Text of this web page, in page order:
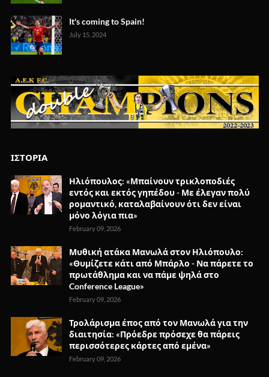
It's coming to Spain!
July 15, 2024
ΙΣΤΟΡΙΑ
Ηλιόπουλος: «Μπαίνουν τρικλοποδιές
εντός και εκτός γηπέδου - Με έλεγαν πολύ
ρομαντικό, καταλαβαίνουν ότι δεν είναι
μόνο λόγια πια»
February 09, 2026
Μυθική ατάκα Μανωλά στον Ηλιόπουλο:
«Θυμίζετε κάτι από Μπάρλο - Να πάρετε το
πρωτάθλημα και να πάμε ψηλά στο
Conference League»
February 09, 2026
Τρολάρισμα έπος από τον Μανωλά για την
διαιτησία: «Πρόεδρε πρόσεχε θα πάρεις
περισσότερες κάρτες από εμένα»
February 09, 2026